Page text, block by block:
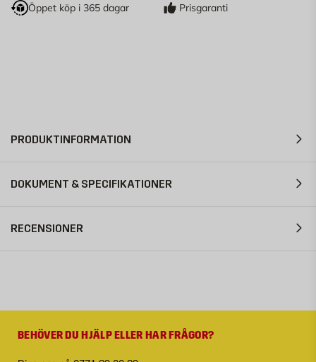
Öppet köp i 365 dagar Prisgaranti
PRODUKTINFORMATION
DOKUMENT & SPECIFIKATIONER
RECENSIONER
BEHÖVER DU HJÄLP ELLER HAR FRÅGOR?